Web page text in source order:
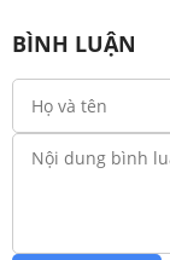
BÌNH LUẬN